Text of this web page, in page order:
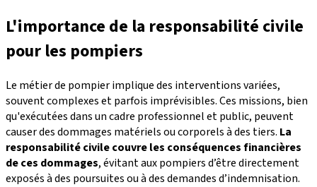
L'importance de la responsabilité civile
pour les pompiers
Le métier de pompier implique des interventions variées,
souvent complexes et parfois imprévisibles. Ces missions, bien
qu'exécutées dans un cadre professionnel et public, peuvent
causer des dommages matériels ou corporels à des tiers. La
responsabilité civile couvre les conséquences financières
de ces dommages, évitant aux pompiers d’être directement
exposés à des poursuites ou à des demandes d’indemnisation.